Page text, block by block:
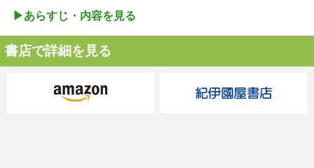
▶︎あらすじ・内容を見る
書店で詳細を見る